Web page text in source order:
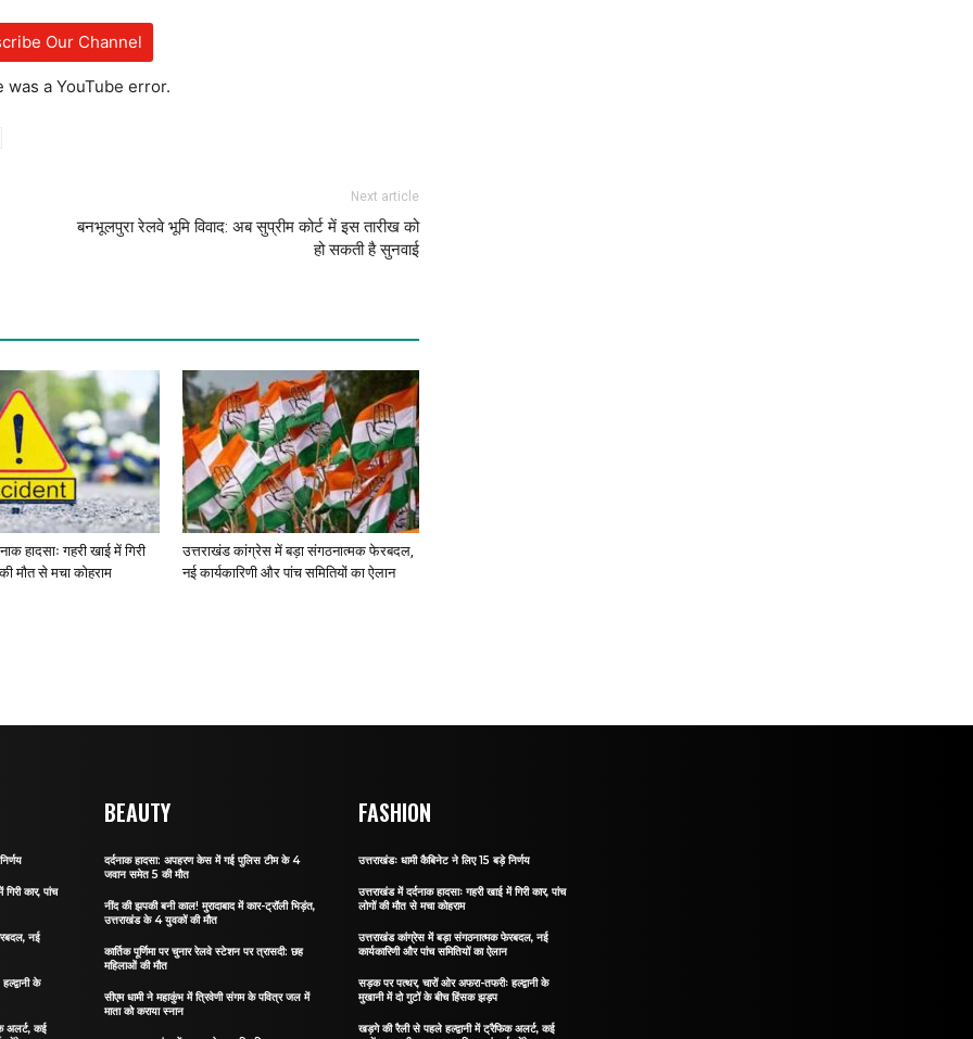
Our Channel
was a YouTube error.
Next article
बनभूलपुरा रेलवे भूमि विवाद: अब सुप्रीम कोर्ट में इस तारीख को
हो सकती है सुनवाई
हादसाः गहरी खाई में गिरी
मौत से मचा कोहराम
उत्तराखंड कांग्रेस में बड़ा संगठनात्मक फेरबदल,
नई कार्यकारिणी और पांच समितियों का ऐलान
कार, पांच
नई
के
अलर्ट, कई
BEAUTY
दर्दनाक हादसा: अपहरण केस में गई पुलिस टीम के 4
जवान समेत 5 की मौत
नींद की झपकी बनी काल! मुरादाबाद में कार-ट्रॉली भिड़ंत,
उत्तराखंड के 4 युवकों की मौत
कार्तिक पूर्णिमा पर चुनार रेलवे स्टेशन पर त्रासदी: छह
महिलाओं की मौत
सीएम धामी ने महाकुंभ में त्रिवेणी संगम के पवित्र जल में
माता को कराया स्नान
FASHION
उत्तराखंडः धामी कैबिनेट ने लिए 15 बड़े निर्णय
उत्तराखंड में दर्दनाक हादसाः गहरी खाई में गिरी कार, पांच
लोगों की मौत से मचा कोहराम
उत्तराखंड कांग्रेस में बड़ा संगठनात्मक फेरबदल, नई
कार्यकारिणी और पांच समितियों का ऐलान
सड़क पर पत्थर, चारों ओर अफरा-तफरीः हल्द्वानी के
मुखानी में दो गुटों के बीच हिंसक झड़प
खड़गे की रैली से पहले हल्द्वानी में ट्रैफिक अलर्ट, कई